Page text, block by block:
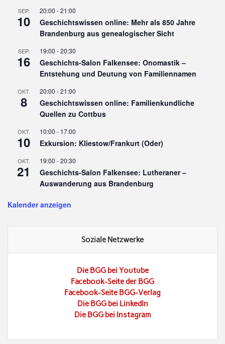
SEP.
10
20:00 -21:00
Geschichtswissen online: Mehr als 850 Jahre
Brandenburg aus genealogischer Sicht
SEP.
16
19:00 -20:30
Geschichts-Salon Falkensee: Onomastik –
Entstehung und Deutung von Familiennamen
OKT.
8
20:00 -21:00
Geschichtswissen online: Familienkundliche
Quellen zu Cottbus
OKT.
10
10:00 - 17:00
Exkursion: Kliestow/Frankurt (Oder)
OKT.
21
19:00 -20:30
Geschichts-Salon Falkensee: Lutheraner –
Auswanderung aus Brandenburg
Kalender anzeigen
Soziale Netzwerke
Die BGG bei Youtube
Facebook-Seite der BGG
Facebook-Seite BGG-Verlag
Die BGG bei LinkedIn
Die BGG bei Instagram